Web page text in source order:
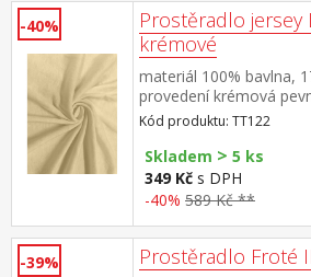
-40%
Prostěradlo jersey
krémové
materiál 100% bavlna,
provedení krémová
stálobarevné, obšito
výšky 25 cm pratelné do
Kód produktu: TT122
Skladem > 5 ks
349 Kč s DPH
-40% 589 Kč **
-39% Prostěradlo Froté